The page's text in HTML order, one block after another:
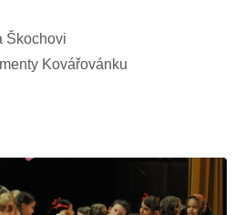
Škochovi
Kovářovánku